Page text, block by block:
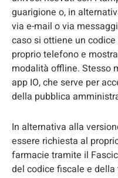
guarigione o, in
via e-mail o via
caso si ottiene un
proprio telefono e
modalità offline. Stesso
app IO, che serve per
della pubblica
In alternativa alla
essere richiesta al
farmacie tramite il
del codice fiscale e